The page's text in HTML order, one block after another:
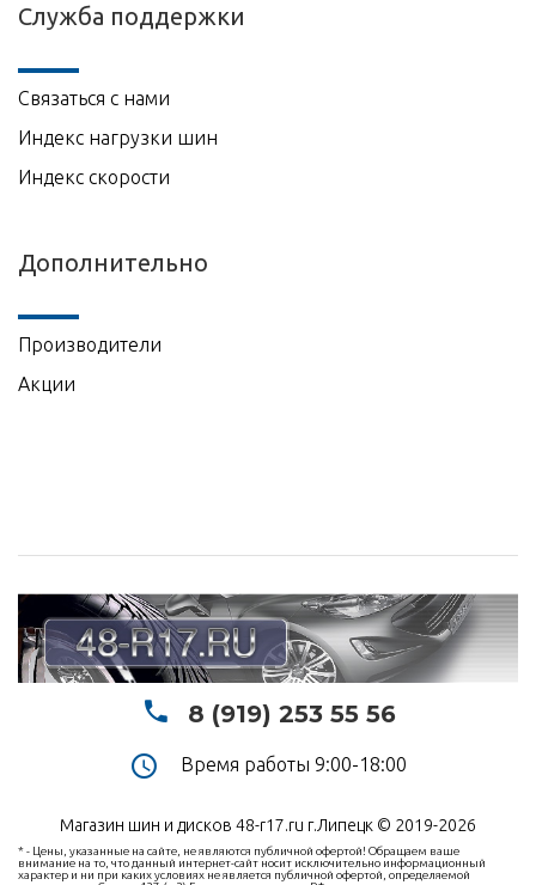
Служба поддержки
Связаться с нами
Индекс нагрузки шин
Индекс скорости
Дополнительно
Производители
Акции
8 (919) 253 55 56
Время работы 9:00-18:00
Магазин шин и дисков 48-r17.ru г.Липецк © 2019-2026
* - Цены, указанные на сайте, не являются публичной офертой! Обращаем ваше
внимание на то, что данный интернет-сайт носит исключительно информационный
характер и ни при каких условиях не является публичной офертой, определяемой